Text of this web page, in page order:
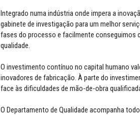
Integrado numa indústria onde impera a
gabinete de investigação para um melhor
fases do processo e facilmente conseguimos
qualidade.
O investimento contínuo no capital humano
inovadores de fabricação. À parte do
face às dificuldades de mão-de-obra
O Departamento de Qualidade acompanha